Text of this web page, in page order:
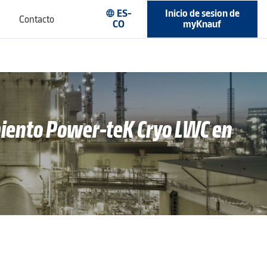
Contacto language ES-
CO
Inicio de sesion de
myKnauf
Power-teK Cryo LWC en